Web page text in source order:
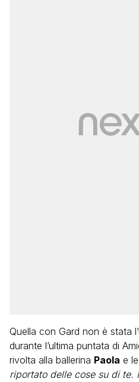
Quella con Gard non è stata
durante l’ultima puntata di
rivolta alla ballerina Paola e
riportato delle cose su di te.